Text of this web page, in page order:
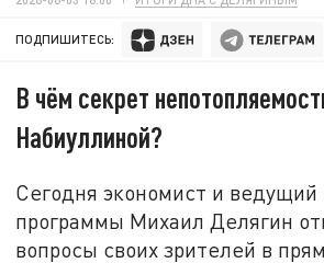
ПОДПИШИТЕСЬ:
В чём секрет
Набиуллиной?
Сегодня экономист и
программы Михаил Делягин
вопросы своих зрителей в